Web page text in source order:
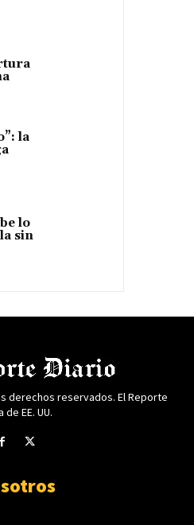
la
lo
sin
derechos reservados. El Reporte
EE. UU.